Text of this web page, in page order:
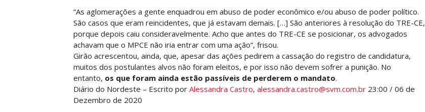
“As aglomerações a gente enquadrou em abuso de poder econômico e/ou abuso de poder político.
São casos que eram reincidentes, que já estavam demais. […] São anteriores à resolução do TRE-CE,
porque depois caiu consideravelmente. Acho que antes do TRE-CE se posicionar, os advogados
achavam que o MPCE não iria entrar com uma ação”, frisou.
Girão acrescentou, ainda, que, apesar das ações pedirem a cassação do registro de candidatura,
muitos dos postulantes alvos não foram eleitos, e por isso não devem sofrer a punição. No
entanto, os que foram ainda estão passíveis de perderem o mandato.
Diário do Nordeste – Escrito por Alessandra Castro, alessandra.castro@svm.com.br 23:00 / 06 de
Dezembro de 2020